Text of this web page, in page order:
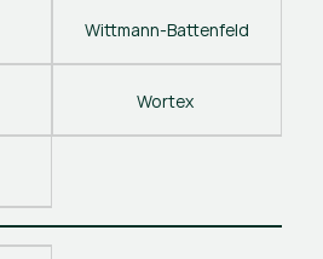
Wittmann-Battenfeld
Wortex